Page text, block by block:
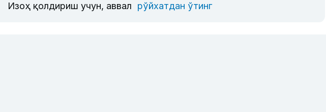
Изоҳ қолдириш учун, аввал рўйхатдан ўтинг